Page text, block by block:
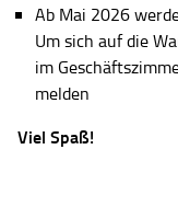
Ab Mai 2026
Um sich auf die
im
melden
Viel Spaß!